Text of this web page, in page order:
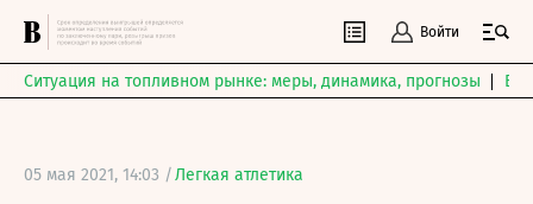
Войти
Ситуация на топливном рынке: меры, динамика, прогнозы
05 мая 2021, 14:03 /Легкая атлетика